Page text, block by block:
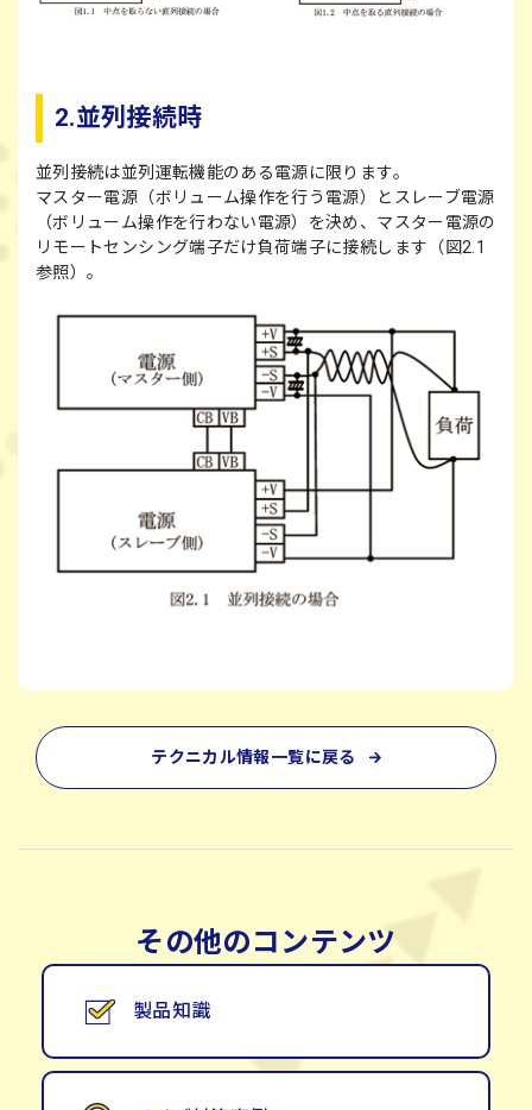
2.並列接続時
並列接続は並列運転機能のある電源に限ります。
マスター電源（ボリューム操作を行う電源）とスレーブ電源
（ボリューム操作を行わない電源）を決め、マスター電源の
リモートセンシング端子だけ負荷端子に接続します（図2.1
参照）。
テクニカル情報一覧に戻る
その他のコンテンツ
製品知識